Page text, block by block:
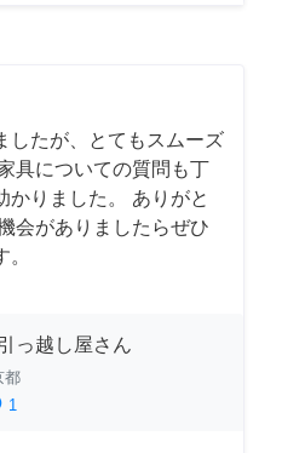
したが、とてもスムーズ
具についての質問も丁
かりました。 ありがと
会がありましたらぜひ
っ越し屋さん
都
1